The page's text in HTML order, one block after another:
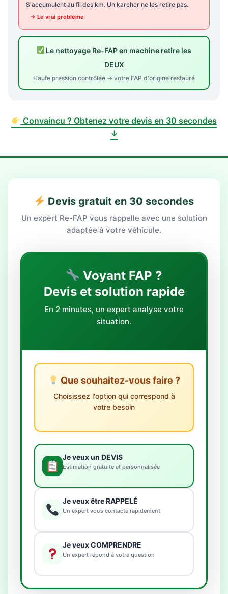
S'accumulent au fil des km. Un karcher ne les retire pas.
→ Le vrai problème
Le nettoyage Re-FAP en machine retire les
DEUX
Haute pression contrôlée → votre FAP d'origine restauré
Convaincu ? Obtenez votre devis en 30 secondes
↓
Devis gratuit en 30 secondes
Un expert Re-FAP vous rappelle avec une solution
adaptée à votre véhicule.
Voyant FAP ?
Devis et solution rapide
En 2 minutes, un expert analyse votre
situation.
Que souhaitez-vous faire ?
Choisissez l'option qui correspond à
votre besoin
Je veux un DEVIS
Estimation gratuite et personnalisée
Je veux être RAPPELÉ
Un expert vous contacte rapidement
Je veux COMPRENDRE
Un expert répond à votre question